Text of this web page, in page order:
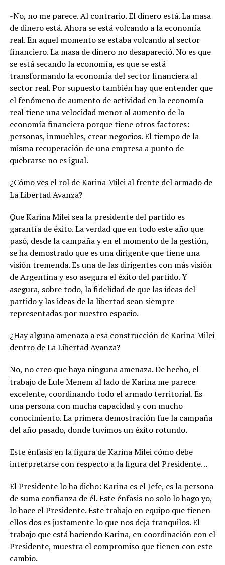
-No, no me parece. Al contrario. El dinero está. La masa
de dinero está. Ahora se está volcando a la economía
real. En aquel momento se estaba volcando al sector
financiero. La masa de dinero no desapareció. No es que
se está secando la economía, es que se está
transformando la economía del sector financiera al
sector real. Por supuesto también hay que entender que
el fenómeno de aumento de actividad en la economía
real tiene una velocidad menor al aumento de la
economía financiera porque tiene otros factores:
personas, inmuebles, crear negocios. El tiempo de la
misma recuperación de una empresa a punto de
quebrarse no es igual.
¿Cómo ves el rol de Karina Milei al frente del armado de
La Libertad Avanza?
Que Karina Milei sea la presidente del partido es
garantía de éxito. La verdad que en todo este año que
pasó, desde la campaña y en el momento de la gestión,
se ha demostrado que es una dirigente que tiene una
visión tremenda. Es una de las dirigentes con más visión
de Argentina y eso asegura el éxito del partido. Y
asegura, sobre todo, la fidelidad de que las ideas del
partido y las ideas de la libertad sean siempre
representadas por nuestro espacio.
¿Hay alguna amenaza a esa construcción de Karina Milei
dentro de La Libertad Avanza?
No, no creo que haya ninguna amenaza. De hecho, el
trabajo de Lule Menem al lado de Karina me parece
excelente, coordinando todo el armado territorial. Es
una persona con mucha capacidad y con mucho
conocimiento. La primera demostración fue la campaña
del año pasado, donde tuvimos un éxito rotundo.
Este énfasis en la figura de Karina Milei cómo debe
interpretarse con respecto a la figura del Presidente…
El Presidente lo ha dicho: Karina es el Jefe, es la persona
de suma confianza de él. Este énfasis no solo lo hago yo,
lo hace el Presidente. Este trabajo en equipo que tienen
ellos dos es justamente lo que nos deja tranquilos. El
trabajo que está haciendo Karina, en coordinación con el
Presidente, muestra el compromiso que tienen con este
cambio.